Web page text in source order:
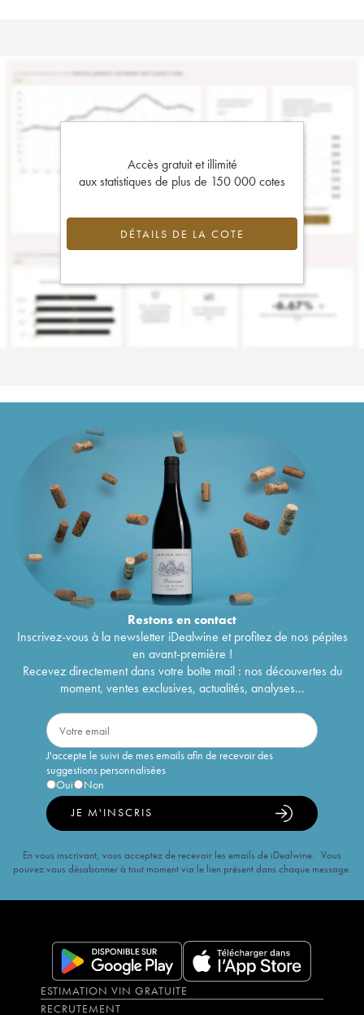
Accès gratuit et illimité
aux statistiques de plus de 150 000 cotes
DÉTAILS DE LA COTE
Restons encontact
Inscrivez-vous à la newsletter iDealwine et profitez de nos pépites
en avant-première !
Recevez directement dans votre boîte mail : nos découvertes du
moment, ventes exclusives, actualités, analyses...
J'accepte le suivi de mes emails afin de recevoir des
suggestions personnalisées
Oui
Non
JE M'INSCRIS
En vous inscrivant, vous acceptez de recevoir les emails de iDealwine. Vous
pouvez vous désabonner à tout moment via le lien présent dans chaque message.
ESTIMATION VIN GRATUITE
RECRUTEMENT